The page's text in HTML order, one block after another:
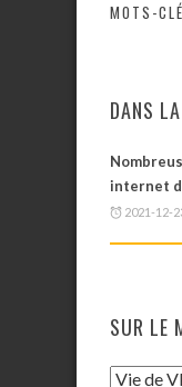
MOTS-
DANS
internet
2021-12-
SUR LE